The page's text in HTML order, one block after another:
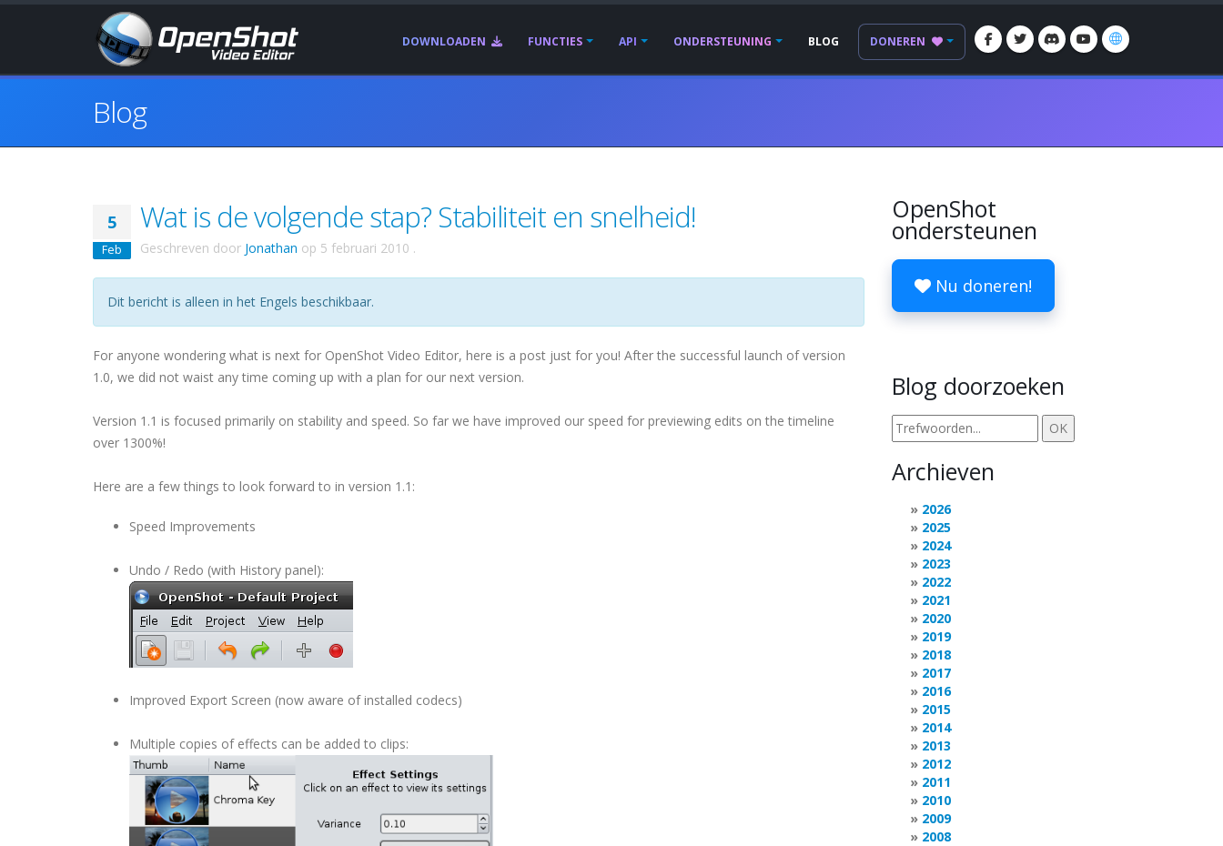
DOWNLOADEN FUNCTIES API ONDERSTEUNING BLOG DONEREN
Blog
5
Feb
Wat is de volgende stap? Stabiliteit en snelheid!
Geschreven door Jonathan op 5 februari 2010 .
Dit bericht is alleen in het Engels beschikbaar.
For anyone wondering what is next for OpenShot Video Editor, here is a post just for you! After the successful launch of version
1.0, we did not waist any time coming up with a plan for our next version.
Version 1.1 is focused primarily on stability and speed. So far we have improved our speed for previewing edits on the timeline
over 1300%!
Here are a few things to look forward to in version 1.1:
Speed Improvements
Undo / Redo (with History panel):
Improved Export Screen (now aware of installed codecs)
Multiple copies of effects can be added to clips:
OpenShot
ondersteunen
Nu doneren!
Blog doorzoeken
Archieven
2026
2025
2024
2023
2022
2021
2020
2019
2018
2017
2016
2015
2014
2013
2012
2011
2010
2009
2008